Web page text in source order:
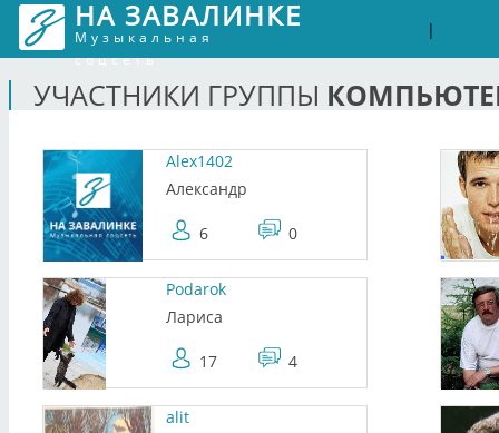
НА ЗАВАЛИНКЕ
Музыкальная
соцсеть
|
УЧАСТНИКИ ГРУППЫ
Alex1402
Александр
6 0
Podarok
Лариса
17 4
alit